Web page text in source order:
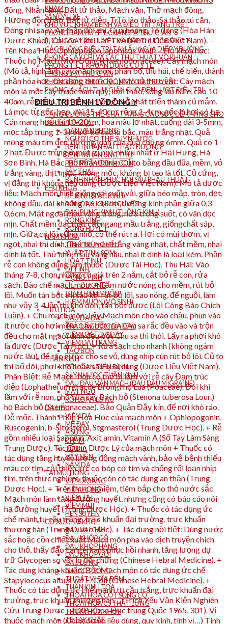
KHÁM
SÂN ĐẬU XE
KHU VỰC KHÁM BỆNH VÀ ĐIỀU TRỊ TẦNG TRỆT
PHÒNG BẤM HUYỆT CHÂN SPA THƯ GIÃN
PHÒNG DAY ẤN HUYỆT VÀ ĐẮP THUỐC ĐÔNG Y
CÁC PHÒNG ĐIỀU TRỊ TẠI LẦU 1 CỦA DIỆP Y ĐƯỜNG
PHÒNG CẤY CHỈ VÀ CÁC THỦ THUẬT VÔ KHUẨN
PHÒNG TIỆT KHUẨN DỤNG CỤ Y TẾ
PHÒNG SPA THƯ GIÃN
PHÒNG BỐC THUỐC ĐÔNG Y GIA TRUYỀN
PHÒNG KHÁCH THƯ GIÃN CHỜ ĐẾN LƯỢT ĐIỀU TRỊ
ĐIỀU TRỊ BỆNH LÝ ĐÔNG Y
TĂNG CƯỜNG THỂ CHẤT NÂNG CAO SỨC ĐỀ KHÁNG CHO
ĐỐI TƯỢNG LÀ :
DÂN VĂN PHÒNG
NGƯỜI CƠ THỂ SUY NHƯỢC
BỆNH NHÂN ĐÁI THÁO ĐƯỜNG
BỆNH NHÂN UNG THƯ
PHỤ NỮ SAU SINH CON
SẢY THAI
BỆNH NHÂN PHỤC HỒI SAU PHẪU THUẬT
PHỤ KHOA
BẾ KINH (TẮC KINH)
RỐI LOẠN KINH NGUYỆT
ĐAU BỤNG KINH (THỐNG KINH)
RONG KINH
RONG HUYẾT
NAM KHOA
TINH TRÙNG YẾU
XUẤT TINH SỚM
HOẠT TINH
DI TINH
MỘNG TINH
LIỆT DƯƠNG
GIẢM HAM MUỐN
HIẾM MUỘN (VÔ SINH)
TIÊU HÓA
ĐAU DẠ DÀY
TRÀO NGƯỢC DẠ DÀY
VIÊM LOÉT DẠ DÀY
VIÊM ĐẠI TRÀNG
TÁO BÓN
THẦN KINH
RỐI LOẠN TIỀN ĐÌNH
SUY NHƯỢC THẦN KINH
ĐAU ĐẦU VẬN MẠCH (ĐAU ĐẦU MIGRAINE)
MẤT NGỦ
RỐI LOẠN LO ÂU
DA LIỄU
VIÊM DA
MỀ ĐAY
Á SỪNG
CHÀM
TỔ ĐĨA
VẨY NẾN
NẤM DA
TAI MŨI HỌNG
VIÊM XOANG
VIÊM HỌNG
VIÊM TAI
VIÊM MŨI
HEN SUYỄN
CƠ XƯƠNG KHỚP
ĐAU VAI GÁY
ĐAU KHỚP CỔ
ĐAU KHỚP HÁNG
ĐAU KHỚP GỐI
ĐAU LƯNG
GAI CỘT SỐNG
THOÁT VỊ ĐĨA ĐỆM
THẦN KINH TỌA
THOÁI HÓA CỘT SỐNG CỔ
THOÁI HÓA CS THẮT LƯNG
THOÁI HÓA KHỚP
TÊ TAY CHÂN